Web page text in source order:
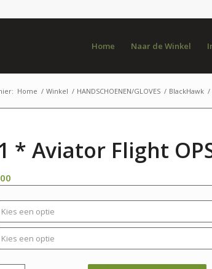
Home Naar de Winkel
Home / Winkel / HANDSCHOENEN/GLOVES / BlackHawk /
* Aviator Flight
Huidige
€ 25,00.